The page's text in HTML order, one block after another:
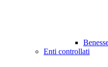
Enti controllati